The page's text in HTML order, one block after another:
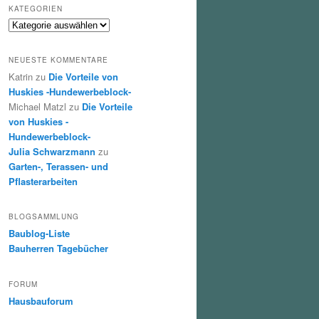
KATEGORIEN
Kategorien
NEUESTE KOMMENTARE
Katrin zu Die Vorteile von
Huskies -Hundewerbeblock-
Michael Matzl zu Die Vorteile
von Huskies -
Hundewerbeblock-
Julia Schwarzmann zu
Garten-, Terassen- und
Pflasterarbeiten
BLOGSAMMLUNG
Baublog-Liste
Bauherren Tagebücher
FORUM
Hausbauforum